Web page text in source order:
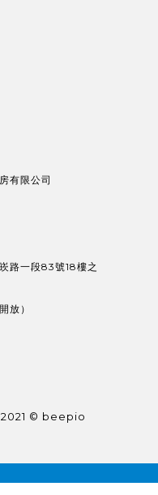
有限公司
路一段83號18樓之
放）
2021 © beepio